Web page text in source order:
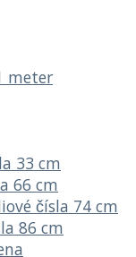
meter
33 cm
66 cm
čísla 74 cm
86 cm